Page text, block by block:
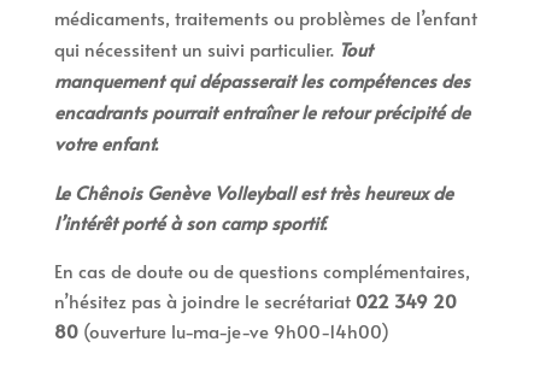
médicaments, traitements ou problèmes de l’enfant
qui nécessitent un suivi particulier. Tout
manquement qui dépasserait les compétences des
encadrants pourrait entraîner le retour précipité de
votre enfant.
Le Chênois Genève Volleyball est très heureux de
l’intérêt porté à son camp sportif.
En cas de doute ou de questions complémentaires,
n’hésitez pas à joindre le secrétariat 022 349 20
80 (ouverture lu-ma-je-ve 9h00-14h00)